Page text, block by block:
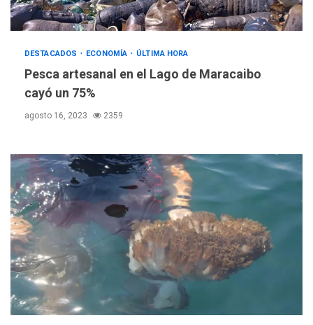
DESTACADOS ECONOMÍA ÚLTIMA HORA
Pesca artesanal en el Lago de Maracaibo
cayó un 75%
agosto 16, 2023 2359